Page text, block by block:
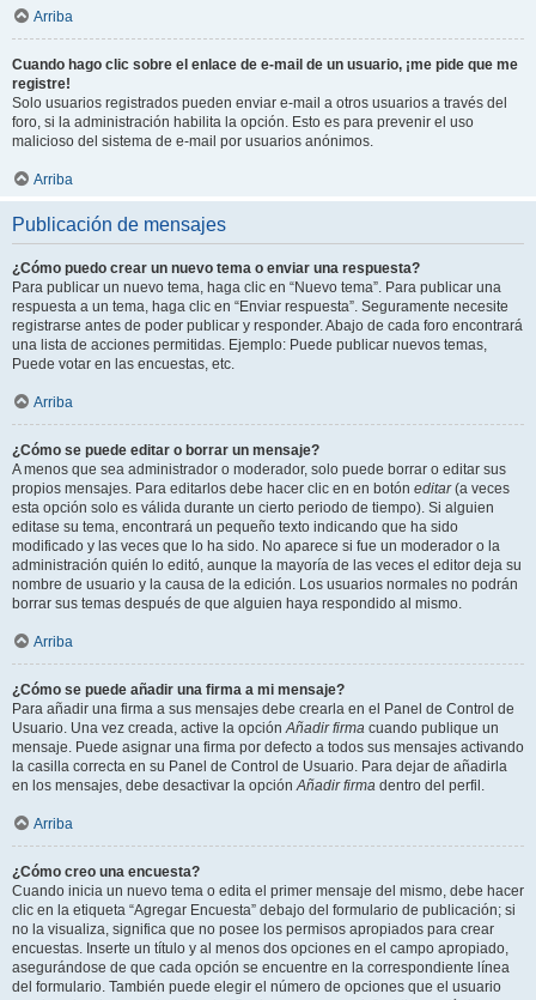
Arriba
Cuando hago clic sobre el enlace de e-mail de un usuario, ¡me pide que me
registre!
Solo usuarios registrados pueden enviar e-mail a otros usuarios a través del
foro, si la administración habilita la opción. Esto es para prevenir el uso
malicioso del sistema de e-mail por usuarios anónimos.
Arriba
Publicación de mensajes
¿Cómo puedo crear un nuevo tema o enviar una respuesta?
Para publicar un nuevo tema, haga clic en “Nuevo tema”. Para publicar una
respuesta a un tema, haga clic en “Enviar respuesta”. Seguramente necesite
registrarse antes de poder publicar y responder. Abajo de cada foro encontrará
una lista de acciones permitidas. Ejemplo: Puede publicar nuevos temas,
Puede votar en las encuestas, etc.
Arriba
¿Cómo se puede editar o borrar un mensaje?
A menos que sea administrador o moderador, solo puede borrar o editar sus
propios mensajes. Para editarlos debe hacer clic en en botón editar(a veces
esta opción solo es válida durante un cierto periodo de tiempo). Si alguien
editase su tema, encontrará un pequeño texto indicando que ha sido
modificado y las veces que lo ha sido. No aparece si fue un moderador o la
administración quién lo editó, aunque la mayoría de las veces el editor deja su
nombre de usuario y la causa de la edición. Los usuarios normales no podrán
borrar sus temas después de que alguien haya respondido al mismo.
Arriba
¿Cómo se puede añadir una firma a mi mensaje?
Para añadir una firma a sus mensajes debe crearla en el Panel de Control de
Usuario. Una vez creada, active la opciónAñadir firma cuando publique un
mensaje. Puede asignar una firma por defecto a todos sus mensajes activando
la casilla correcta en su Panel de Control de Usuario. Para dejar de añadirla
en los mensajes, debe desactivar la opciónAñadir firma dentro del perfil.
Arriba
¿Cómo creo una encuesta?
Cuando inicia un nuevo tema o edita el primer mensaje del mismo, debe hacer
clic en la etiqueta “Agregar Encuesta” debajo del formulario de publicación; si
no la visualiza, significa que no posee los permisos apropiados para crear
encuestas. Inserte un título y al menos dos opciones en el campo apropiado,
asegurándose de que cada opción se encuentre en la correspondiente línea
del formulario. También puede elegir el número de opciones que el usuario